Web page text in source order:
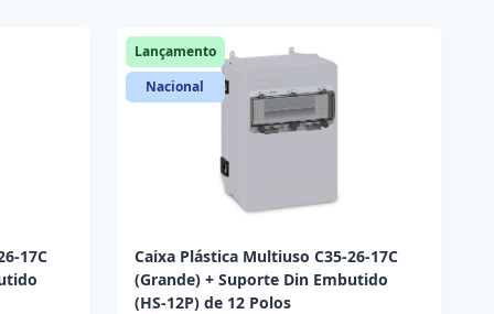
17C
Lançamento
Nacional
Caixa Plástica Multiuso C35-26-17C
(Grande) + Suporte Din Embutido
(HS-12P) de 12 Polos